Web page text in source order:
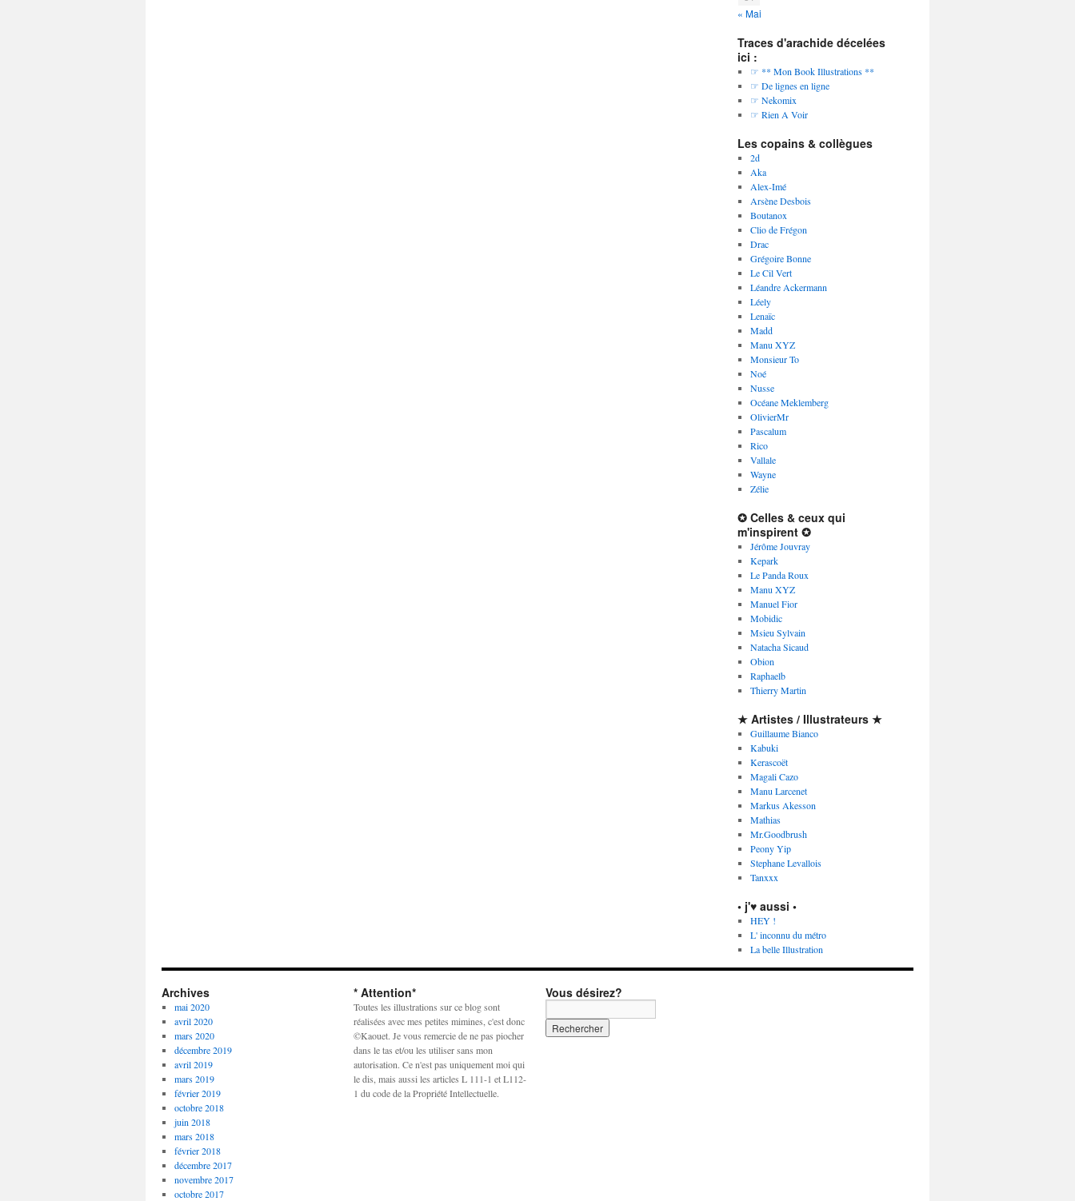
« Mai
Traces d'arachide décelées
ici :
☞ ** Mon Book Illustrations **
☞ De lignes en ligne
☞ Nekomix
☞ Rien A Voir
Les copains & collègues
2d
Aka
Alex-Imé
Arsène Desbois
Boutanox
Clio de Frégon
Drac
Grégoire Bonne
Le Cil Vert
Léandre Ackermann
Léely
Lenaïc
Madd
Manu XYZ
Monsieur To
Noé
Nusse
Océane Meklemberg
OlivierMr
Pascalum
Rico
Vallale
Wayne
Zélie
✪ Celles & ceux qui
m'inspirent ✪
Jérôme Jouvray
Kepark
Le Panda Roux
Manu XYZ
Manuel Fior
Mobidic
Msieu Sylvain
Natacha Sicaud
Obion
Raphaelb
Thierry Martin
★ Artistes / Illustrateurs ★
Guillaume Bianco
Kabuki
Kerascoët
Magali Cazo
Manu Larcenet
Markus Akesson
Mathias
Mr.Goodbrush
Peony Yip
Stephane Levallois
Tanxxx
• j'♥ aussi •
HEY !
L' inconnu du métro
La belle Illustration
Archives
mai 2020
avril 2020
mars 2020
décembre 2019
avril 2019
mars 2019
février 2019
octobre 2018
juin 2018
mars 2018
février 2018
décembre 2017
novembre 2017
octobre 2017
* Attention*
Toutes les illustrations sur ce blog sont
réalisées avec mes petites mimines, c'est donc
©Kaouet. Je vous remercie de ne pas piocher
dans le tas et/ou les utiliser sans mon
autorisation. Ce n'est pas uniquement moi qui
le dis, mais aussi les articles L 111-1 et L112-
1 du code de la Propriété Intellectuelle.
Vous désirez?